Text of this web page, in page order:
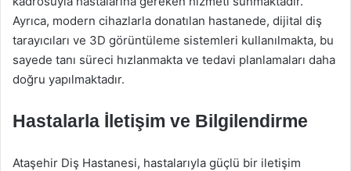
Ayrıca, modern cihazlarla donatılan hastanede, dijital diş
tarayıcıları ve 3D görüntüleme sistemleri kullanılmakta, bu
sayede tanı süreci hızlanmakta ve tedavi planlamaları daha
doğru yapılmaktadır.
Hastalarla İletişim ve Bilgilendirme
Ataşehir Diş Hastanesi, hastalarıyla güçlü bir iletişim